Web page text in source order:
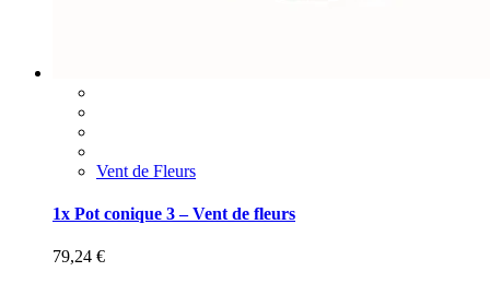
Vent de Fleurs
1x Pot conique 3 – Vent de fleurs
79,24 €